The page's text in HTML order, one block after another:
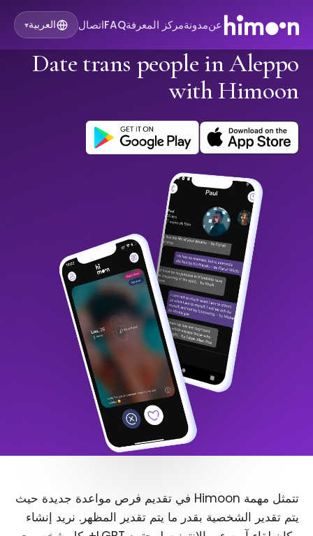
عنمدونةمركز المعرفةFAQاتصال العربية▾
Date trans people in Aleppo
with Himoon
تتمثل مهمة Himoon في تقديم فرص مواعدة جديدة حيث
يتم تقدير الشخصية بقدر ما يتم تقدير المظهر. نريد إنشاء